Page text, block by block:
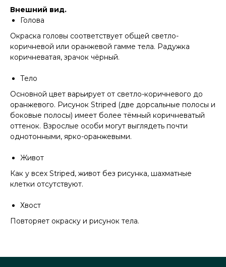
Внешний вид.
Голова
Окраска головы соответствует общей светло-
коричневой или оранжевой гамме тела. Радужка
коричневатая, зрачок чёрный.
Тело
Основной цвет варьирует от светло-коричневого до
оранжевого. Рисунок Striped (две дорсальные полосы и
боковые полосы) имеет более тёмный коричневатый
оттенок. Взрослые особи могут выглядеть почти
однотонными, ярко-оранжевыми.
Живот
Как у всех Striped, живот без рисунка, шахматные
клетки отсутствуют.
Хвост
Повторяет окраску и рисунок тела.